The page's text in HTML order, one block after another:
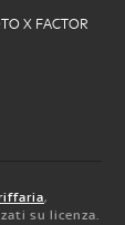
X FACTOR
,
su licenza.